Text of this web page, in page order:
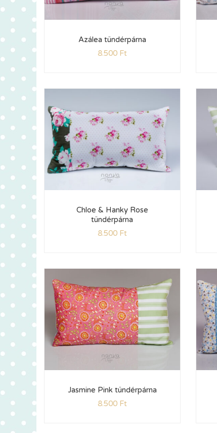
Azálea tündérpárna
8.500 Ft
Chloe & Hanky Rose
tündérpárna
8.500 Ft
Jasmine Pink tündérpárna
8.500 Ft